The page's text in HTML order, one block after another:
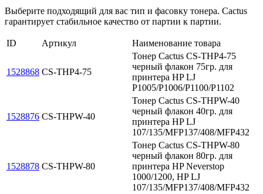
Выберите подходящий для вас тип и фасовку тонера. Cactus
гарантирует стабильное качество от партии к партии.
ID Артикул Наименование товара
1528868 CS-THP4-75
Тонер Cactus CS-THP4-75
черный флакон 75гр. для
принтера HP LJ
P1005/P1006/P1100/P1102
1528876 CS-THPW-40
Тонер Cactus CS-THPW-40
черный флакон 40гр. для
принтера HP LJ
107/135/MFP137/408/MFP432
1528878 CS-THPW-80
Тонер Cactus CS-THPW-80
черный флакон 80гр. для
принтера HP Neverstop
1000/1200, HP LJ
107/135/MFP137/408/MFP432